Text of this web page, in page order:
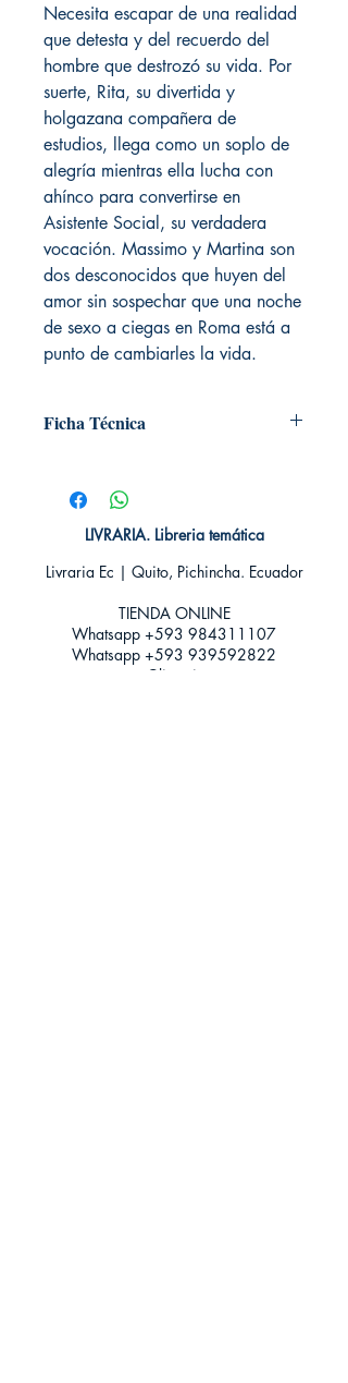
Necesita escapar de una realidad
que detesta y del recuerdo del
hombre que destrozó su vida. Por
suerte, Rita, su divertida y
holgazana compañera de
estudios, llega como un soplo de
alegría mientras ella lucha con
ahínco para convertirse en
Asistente Social, su verdadera
vocación. Massimo y Martina son
dos desconocidos que huyen del
amor sin sospechar que una noche
de sexo a ciegas en Roma está a
punto de cambiarles la vida.
Ficha Técnica
Editorial: Versatil
Idioma: Castellano
Encuadernación: Tapa blanda
Categoría: Novela Romántica - New
Tamaño: Grande
LIVRARIA. Libreria temática
Livraria Ec | Quito, Pichincha. Ecuador
TIENDA ONLINE​
Whatsapp +593 984311107
Whatsapp +593 939592822
contacto@livraria.com.ec